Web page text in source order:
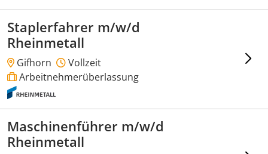
Staplerfahrer m/w/d
Rheinmetall
Gifhorn
Vollzeit
Arbeitnehmerüberlassung
Maschinenführer m/w/d
Rheinmetall